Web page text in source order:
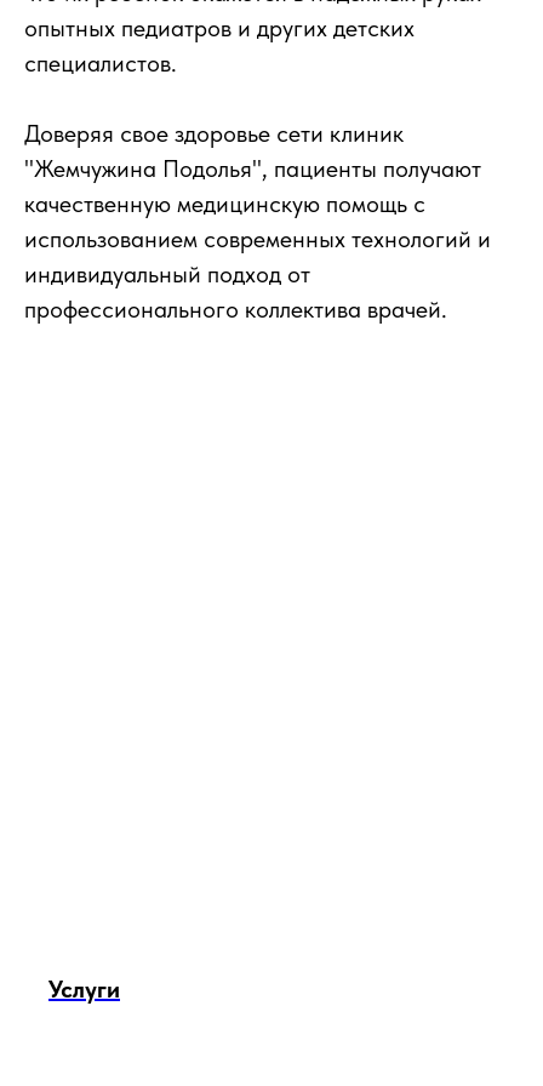
опытных педиатров и других детских
специалистов.
Доверяя свое здоровье сети клиник
"Жемчужина Подолья", пациенты получают
качественную медицинскую помощь с
использованием современных технологий и
индивидуальный подход от
профессионального коллектива врачей.
Услуги